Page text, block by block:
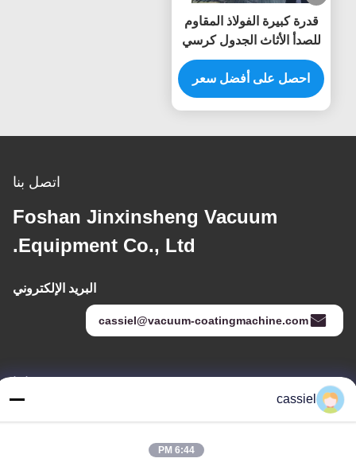
قدرة كبيرة الفولاذ المقاوم
للصدأ الأثاث الجدول كرسي
التيتانيوم الذهب PVD آلة
طلاء الفراغ
احصل على أفضل سعر
اتصل بنا
Foshan Jinxinsheng Vacuum
Equipment Co., Ltd.
البريد الإلكتروني
cassiel@vacuum-coatingmachine.com
العنوان
cassiel
6:44 PM